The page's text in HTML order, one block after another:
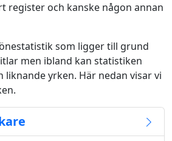
register och kanske någon annan
som ligger till grund
men ibland kan statistiken
liknande yrken. Här nedan visar vi